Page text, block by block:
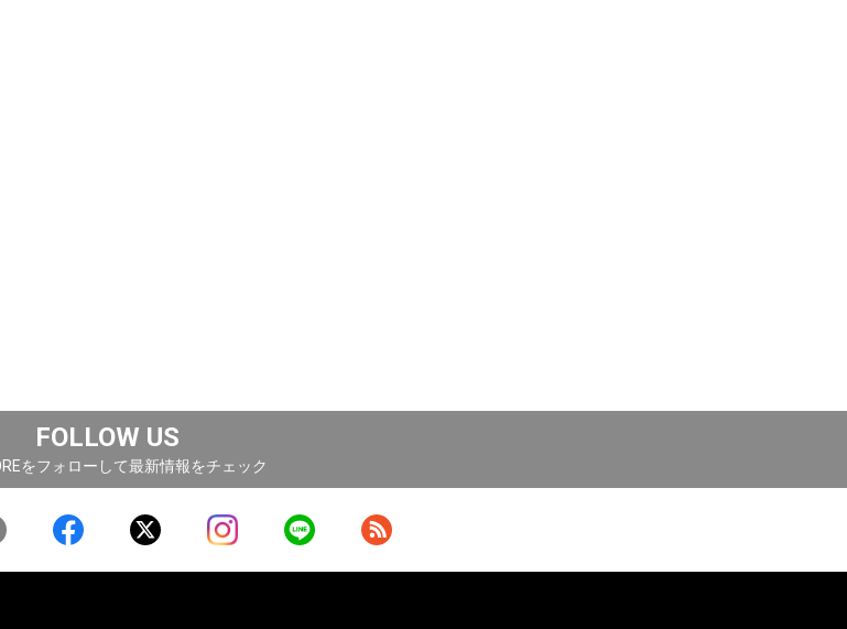
FOLLOW US
をフォローして最新情報をチェック